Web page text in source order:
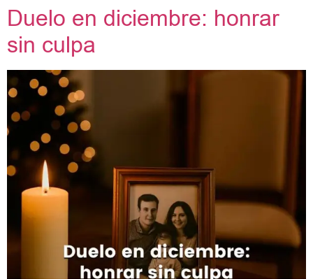
Duelo en diciembre: honrar
sin culpa